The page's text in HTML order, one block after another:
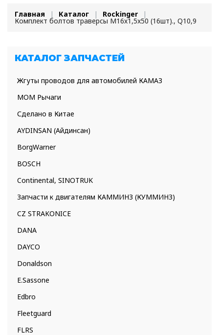
Главная Каталог Rockinger
Комплект болтов траверсы М16х1,5x50 (16шт)., Q10,9
КАТАЛОГ ЗАПЧАСТЕЙ
Жгуты проводов для автомобилей КАМАЗ
МОМ Рычаги
Сделано в Китае
AYDINSAN (Айдинсан)
BorgWarner
BOSCH
Continental, SINOTRUK
Запчасти к двигателям КАММИНЗ (КУММИНЗ)
CZ STRAKONICE
DANA
DAYCO
Donaldson
E.Sassone
Edbro
Fleetguard
FLRS